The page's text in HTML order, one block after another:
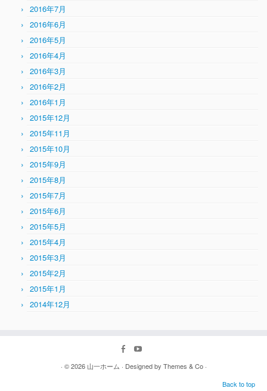
2016年7月
2016年6月
2016年5月
2016年4月
2016年3月
2016年2月
2016年1月
2015年12月
2015年11月
2015年10月
2015年9月
2015年8月
2015年7月
2015年6月
2015年5月
2015年4月
2015年3月
2015年2月
2015年1月
2014年12月
· © 2026 山一ホーム · Designed by Themes & Co·
Back to top